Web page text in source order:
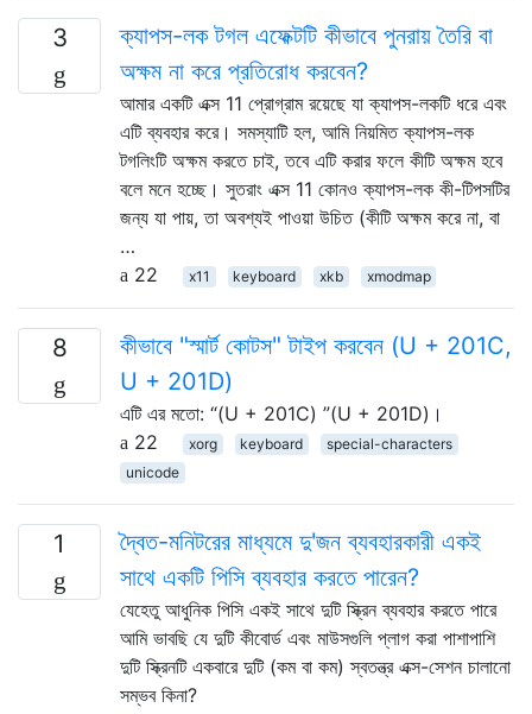
3
ক্যাপস-লক টগল এফেক্টটি কীভাবে পুনরায় তৈরি বা
অক্ষম না করে প্রতিরোধ করবেন?
আমার একটি এক্স 11 প্রোগ্রাম রয়েছে যা ক্যাপস-লকটি ধরে এবং
এটি ব্যবহার করে। সমস্যাটি হল, আমি নিয়মিত ক্যাপস-লক
টগলিংটি অক্ষম করতে চাই, তবে এটি করার ফলে কীটি অক্ষম হবে
বলে মনে হচ্ছে। সুতরাং এক্স 11 কোনও ক্যাপস-লক কী-টিপসটির
জন্য যা পায়, তা অবশ্যই পাওয়া উচিত (কীটি অক্ষম করে না, বা
…
22
x11 keyboard xkb xmodmap
8
কীভাবে "স্মার্ট কোটস" টাইপ করবেন (U + 201C,
U + 201D)
এটি এর মতো: “(U + 201C) ”(U + 201D)।
22
xorg keyboard
special-characters
unicode
1
দ্বৈত-মনিটরের মাধ্যমে দু'জন ব্যবহারকারী একই
সাথে একটি পিসি ব্যবহার করতে পারেন?
যেহেতু আধুনিক পিসি একই সাথে দুটি স্ক্রিন ব্যবহার করতে পারে
আমি ভাবছি যে দুটি কীবোর্ড এবং মাউসগুলি প্লাগ করা পাশাপাশি
দুটি স্ক্রিনটি একবারে দুটি (কম বা কম) স্বতন্ত্র এক্স-সেশন চালানো
সম্ভব কিনা?